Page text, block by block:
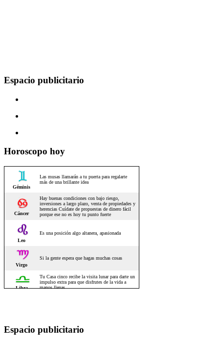
Espacio publicitario
Horoscopo hoy
Espacio publicitario